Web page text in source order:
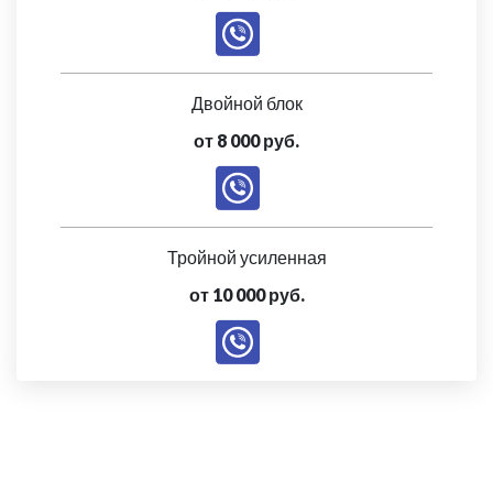
Двойной блок
от 8 000 руб.
Тройной усиленная
от 10 000 руб.